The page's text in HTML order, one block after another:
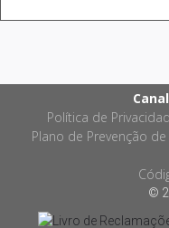
Política de
Plano de Prevenção
©